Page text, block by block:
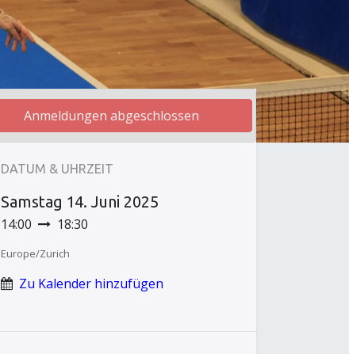
Anmeldungen abgeschlossen
DATUM & UHRZEIT
Samstag 14. Juni 2025
14:00 18:30
Europe/Zurich
Zu Kalender hinzufügen